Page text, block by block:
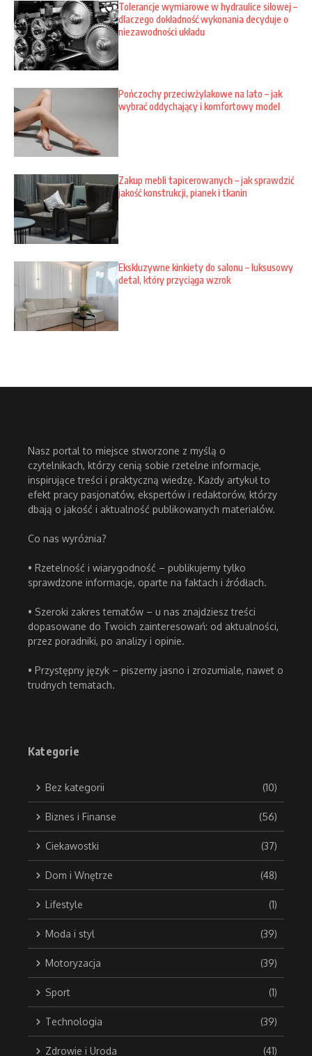
Tolerancje wymiarowe w hydraulice siłowej –
dlaczego dokładność wykonania decyduje o
niezawodności układu
Pończochy przeciwżylakowe na lato – jak
wybrać oddychający i komfortowy model
Zakup mebli tapicerowanych – jak sprawdzić
jakość konstrukcji, pianek i tkanin
Ekskluzywne kinkiety do salonu – luksusowy
detal, który przyciąga wzrok
Nasz portal to miejsce stworzone z myślą o
czytelnikach, którzy cenią sobie rzetelne informacje,
inspirujące treści i praktyczną wiedzę. Każdy artykuł to
efekt pracy pasjonatów, ekspertów i redaktorów, którzy
dbają o jakość i aktualność publikowanych materiałów.
Co nas wyróżnia?
• Rzetelność i wiarygodność – publikujemy tylko
sprawdzone informacje, oparte na faktach i źródłach.
• Szeroki zakres tematów – u nas znajdziesz treści
dopasowane do Twoich zainteresowań: od aktualności,
przez poradniki, po analizy i opinie.
• Przystępny język – piszemy jasno i zrozumiale, nawet o
trudnych tematach.
Kategorie
Bez kategorii (10)
Biznes i Finanse (56)
Ciekawostki (37)
Dom i Wnętrze (48)
Lifestyle (1)
Moda i styl (39)
Motoryzacja (39)
Sport (1)
Technologia (39)
Zdrowie i Uroda (41)